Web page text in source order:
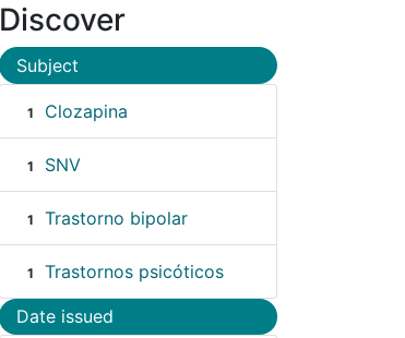
Discover
Subject
1 Clozapina
1 SNV
1 Trastorno bipolar
1 Trastornos psicóticos
Date issued